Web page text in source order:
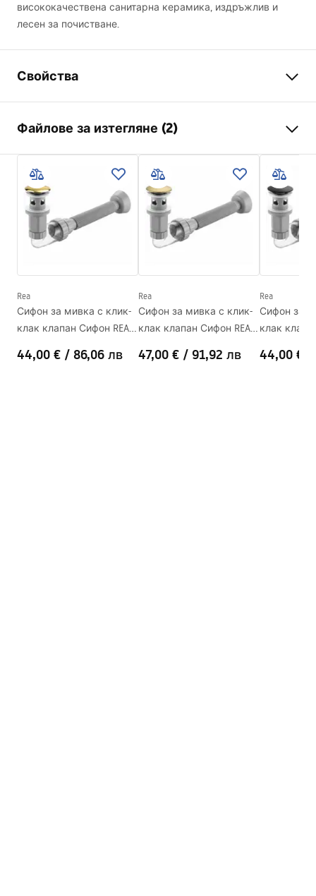
висококачествена санитарна керамика, издръжлив и
лесен за почистване.
Свойства
Материал
Санитарна керамика
Цвят
Имитaция на камък
завършек
Мат
Дължина
485
Ширина
340mm
Височина
145
Форма
Отвор на батерията
НЕ
Файлове за изтегляне (2)
Инструкции за инсталиране
Гаранционни условия
Rea
Сифон за мивка с клик-
клак клапан Сифон REA
44,00 € / 86,06 лв
Rea
Сифон за мивка с клик-
клак клапан Сифон REA
47,00 € / 91,92 лв
Rea
Сифон за
клак
44,00 €